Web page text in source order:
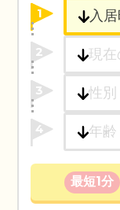
1
2
3
4
最短1分